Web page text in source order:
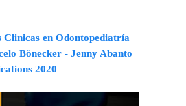
Clinicas en Odontopediatría
Bönecker - Jenny Abanto
2020